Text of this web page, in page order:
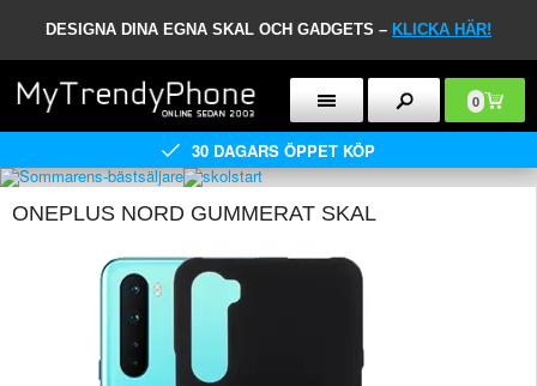
DESIGNA DINA EGNA SKAL OCH GADGETS – KLICKA HÄR!
0
30 DAGARS ÖPPET KÖP
ONEPLUS NORD GUMMERAT SKAL